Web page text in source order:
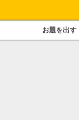
お題を出す